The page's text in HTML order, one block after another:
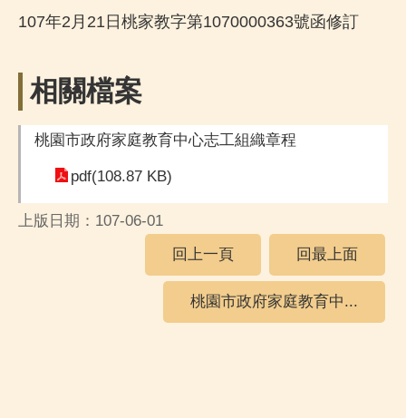
107年2月21日桃家教字第1070000363號函修訂
相關檔案
桃園市政府家庭教育中心志工組織章程
pdf(108.87 KB)
上版日期：107-06-01
回上一頁
回最上面
桃園市政府家庭教育中...